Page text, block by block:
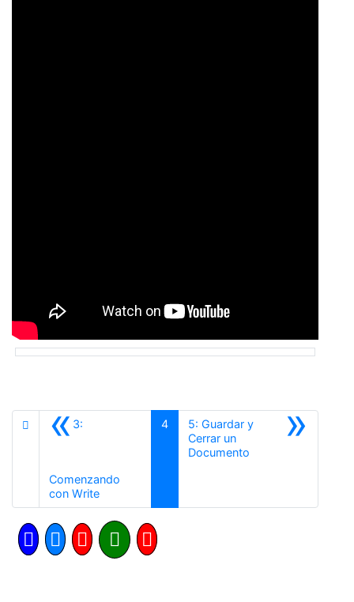
«3:
Comenzando
con WriteAnterior
4 »
5: Guardar y
Cerrar un
Documento